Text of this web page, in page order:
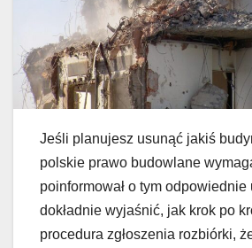
Jeśli planujesz usunąć jakiś
polskie prawo budowlane
poinformował o tym odpowiednie
dokładnie wyjaśnić, jak krok po
procedura zgłoszenia rozbiórki,